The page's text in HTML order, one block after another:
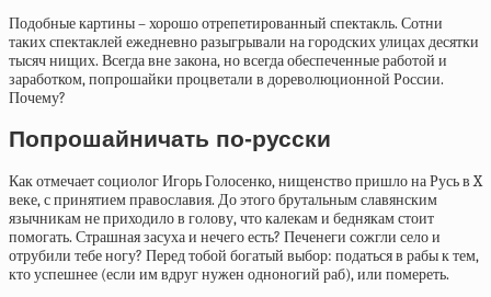
Подобные картины – хорошо отрепетированный спектакль. Сотни
таких спектаклей ежедневно разыгрывали на городских улицах десятки
тысяч нищих. Всегда вне закона, но всегда обеспеченные работой и
заработком, попрошайки процветали в дореволюционной России.
Почему?
Попрошайничать по-русски
Какотмечаетсоциолог Игорь Голосенко, нищенство пришло на Русь в X
веке, с принятием православия. До этого брутальным славянским
язычникам не приходило в голову, что калекам и беднякам стоит
помогать. Страшная засуха и нечего есть? Печенеги сожгли село и
отрубили тебе ногу? Перед тобой богатый выбор: податься в рабы к тем,
кто успешнее (если им вдруг нужен одноногий раб), или помереть.